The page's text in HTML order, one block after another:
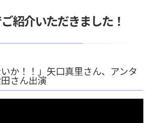
紹介いただきました！
いか！！」矢口真里さん、アンタ
さん出演